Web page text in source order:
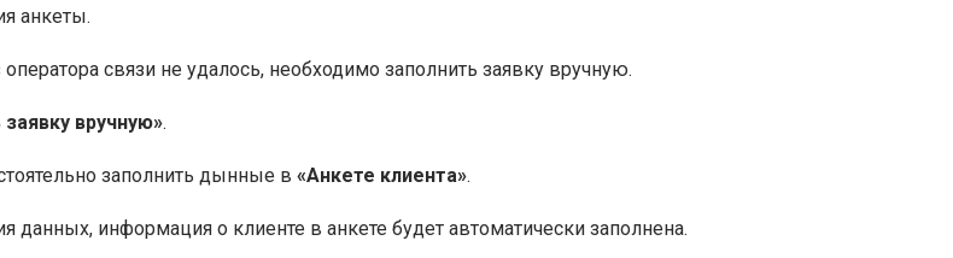
анкеты.
связи не удалось, необходимо заполнить заявку вручную.
вручную».
заполнить дынные в «Анкете клиента».
данных, информация о клиенте в анкете будет автоматически заполнена.